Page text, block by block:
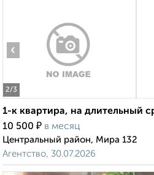
2/3
‹
1-к квартира, на длительный
10 500 ₽ в месяц
Центральный район, Мира 132
Агентство, 30.07.2026